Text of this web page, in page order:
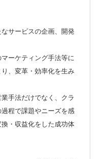
サービスの企画、開発
ーケティング手法等に
、変革・効率化を生み
手法だけでなく、クラ
程で課題やニーズを感
・収益化をした成功体